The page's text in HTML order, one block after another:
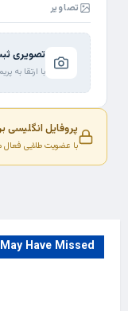
تصاویر
تصویری
با ارتقا به
پروفایل انگلیسی
با عضویت طلایی
Have Missed
Countries
India